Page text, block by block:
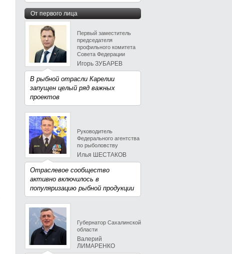
От первого лица
Первый заместитель
председателя
профильного комитета
Совета Федерации
Игорь ЗУБАРЕВ
В рыбной отрасли Карелии
запущен целый ряд важных
проектов
Руководитель
Федерального агентства
по рыболовству
Илья ШЕСТАКОВ
Отраслевое сообщество
активно включилось в
популяризацию рыбной продукции
Губернатор Сахалинской
области
Валерий
ЛИМАРЕНКО